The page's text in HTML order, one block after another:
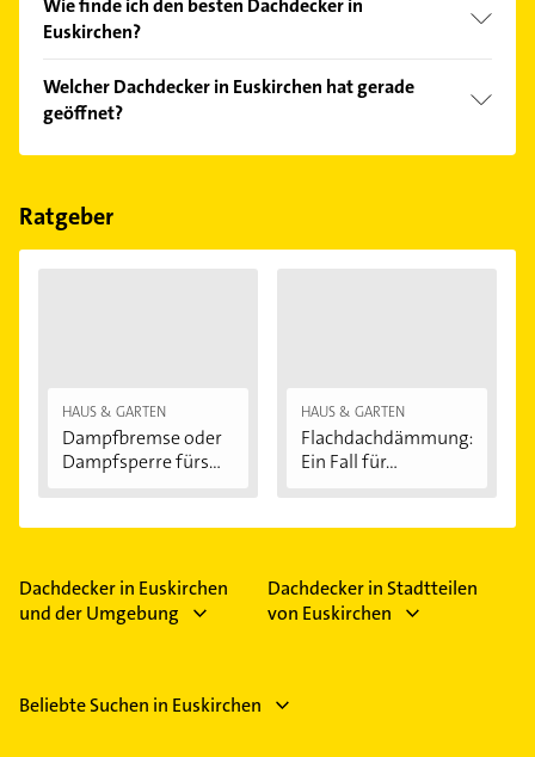
Euskirchen?
Kundenmeinungen und profitieren Sie von den
Empfehlungen. Die Suchergebnisse können Sie sich
einfach nachBewertungensortiert anzeigen lassen.
Welcher Dachdecker in Euskirchen hat gerade
geöffnet?
Im Anbieter-Bereich finden Sie alleÖffnungszeiten.
Feiertagen abweichen können.
Ratgeber
HAUS & GARTEN
Dampfbremse oder
Dampfsperre fürs...
HAUS & GARTEN
Flachdachdämmung:
Ein Fall für...
Dachdecker in Euskirchen
und der Umgebung
Dachdecker in Stadtteilen
von Euskirchen
Beliebte Suchen in Euskirchen